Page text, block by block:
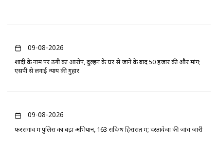
09-08-2026
शादी के नाम पर ठगी का आरोप, दुल्हन के घर से जाने के बाद 50 हजार की और मांग;
एसपी से लगाई न्याय की गुहार
09-08-2026
फरसगांव में पुलिस का बड़ा अभियान, 163 संदिग्ध हिरासत में; दस्तावेजों की जांच जारी